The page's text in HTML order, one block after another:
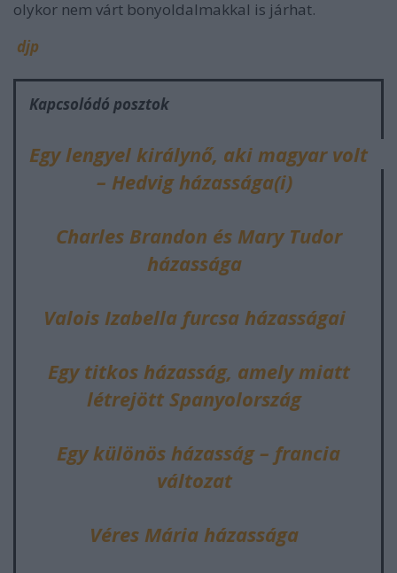
olykor nem várt bonyoldalmakkal is járhat.
djp
Kapcsolódó posztok
Egy lengyel királynő, aki magyar volt
– Hedvig házassága(i)
Charles Brandon és Mary Tudor
házassága
Valois Izabella furcsa házasságai
Egy titkos házasság, amely miatt
létrejött Spanyolország
Egy különös házasság – francia
változat
Véres Mária házassága